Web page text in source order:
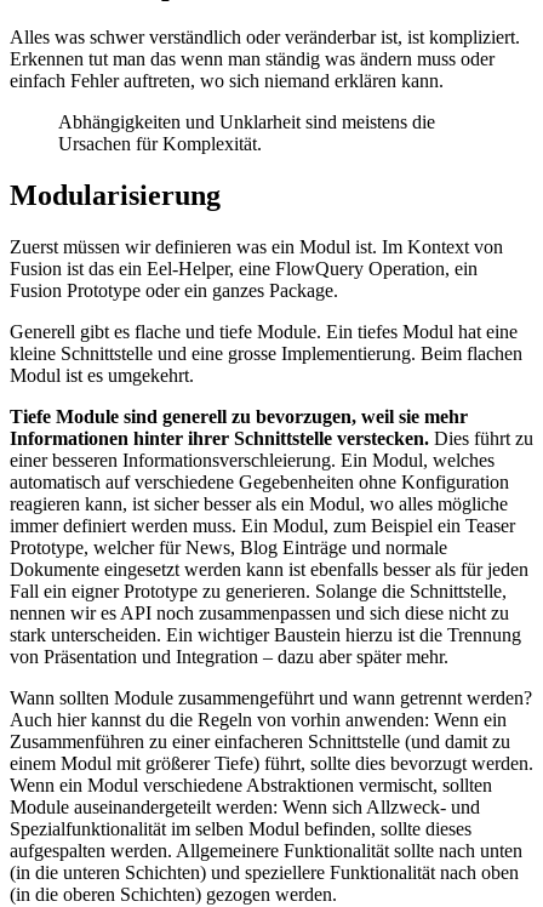
Alles was schwer verständlich oder veränderbar ist, ist kompliziert.
Erkennen tut man das wenn man ständig was ändern muss oder
einfach Fehler auftreten, wo sich niemand erklären kann.
Abhängigkeiten und Unklarheit sind meistens die
Ursachen für Komplexität.
Modularisierung
Zuerst müssen wir definieren was ein Modul ist. Im Kontext von
Fusion ist das ein Eel-Helper, eine FlowQuery Operation, ein
Fusion Prototype oder ein ganzes Package.
Generell gibt es flache und tiefe Module. Ein tiefes Modul hat eine
kleine Schnittstelle und eine grosse Implementierung. Beim flachen
Modul ist es umgekehrt.
Tiefe Module sind generell zu bevorzugen, weil sie mehr
Informationen hinter ihrer Schnittstelle verstecken. Dies führt zu
einer besseren Informationsverschleierung. Ein Modul, welches
automatisch auf verschiedene Gegebenheiten ohne Konfiguration
reagieren kann, ist sicher besser als ein Modul, wo alles mögliche
immer definiert werden muss. Ein Modul, zum Beispiel ein Teaser
Prototype, welcher für News, Blog Einträge und normale
Dokumente eingesetzt werden kann ist ebenfalls besser als für jeden
Fall ein eigner Prototype zu generieren. Solange die Schnittstelle,
nennen wir es API noch zusammenpassen und sich diese nicht zu
stark unterscheiden. Ein wichtiger Baustein hierzu ist die Trennung
von Präsentation und Integration – dazu aber später mehr.
Wann sollten Module zusammengeführt und wann getrennt werden?
Auch hier kannst du die Regeln von vorhin anwenden: Wenn ein
Zusammenführen zu einer einfacheren Schnittstelle (und damit zu
einem Modul mit größerer Tiefe) führt, sollte dies bevorzugt werden.
Wenn ein Modul verschiedene Abstraktionen vermischt, sollten
Module auseinandergeteilt werden: Wenn sich Allzweck- und
Spezialfunktionalität im selben Modul befinden, sollte dieses
aufgespalten werden. Allgemeinere Funktionalität sollte nach unten
(in die unteren Schichten) und speziellere Funktionalität nach oben
(in die oberen Schichten) gezogen werden.